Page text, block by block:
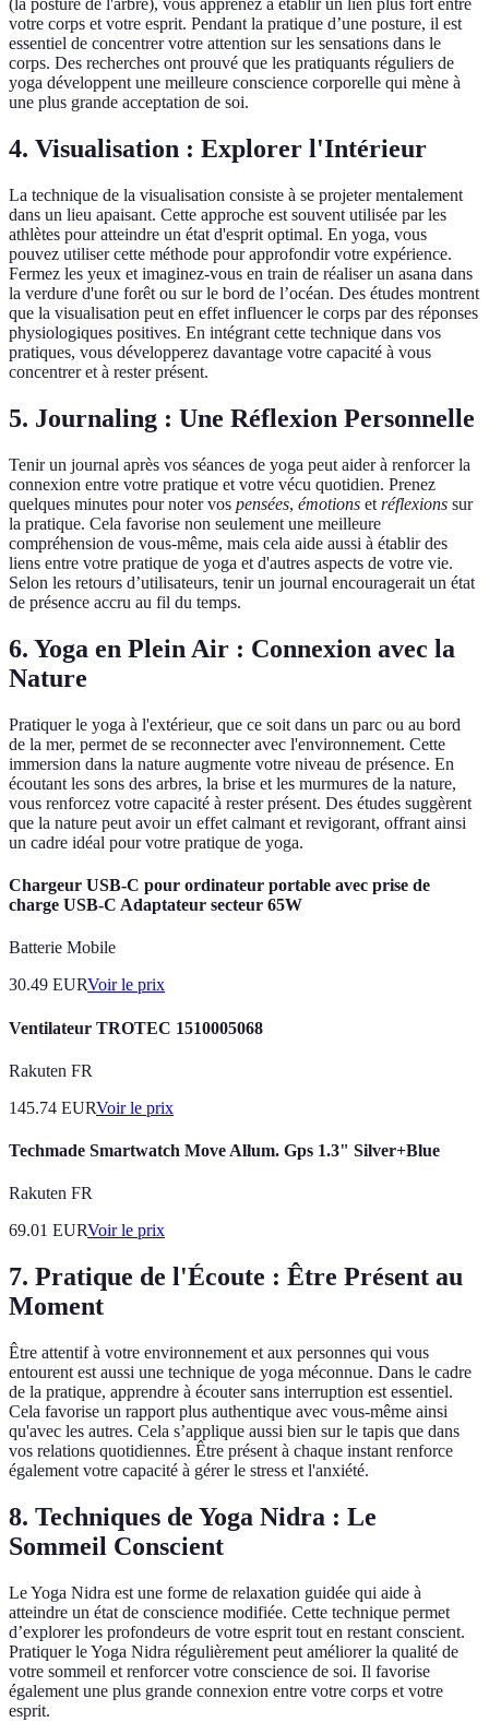
(la posture de l'arbre), vous apprenez à établir un lien plus fort entre
votre corps et votre esprit. Pendant la pratique d’une posture, il est
essentiel de concentrer votre attention sur les sensations dans le
corps. Des recherches ont prouvé que les pratiquants réguliers de
yoga développent une meilleure conscience corporelle qui mène à
une plus grande acceptation de soi.
4. Visualisation : Explorer l'Intérieur
La technique de la visualisation consiste à se projeter mentalement
dans un lieu apaisant. Cette approche est souvent utilisée par les
athlètes pour atteindre un état d'esprit optimal. En yoga, vous
pouvez utiliser cette méthode pour approfondir votre expérience.
Fermez les yeux et imaginez-vous en train de réaliser un asana dans
la verdure d'une forêt ou sur le bord de l’océan. Des études montrent
que la visualisation peut en effet influencer le corps par des réponses
physiologiques positives. En intégrant cette technique dans vos
pratiques, vous développerez davantage votre capacité à vous
concentrer et à rester présent.
5. Journaling : Une Réflexion Personnelle
Tenir un journal après vos séances de yoga peut aider à renforcer la
connexion entre votre pratique et votre vécu quotidien. Prenez
quelques minutes pour noter vos pensées, émotions et réflexions sur
la pratique. Cela favorise non seulement une meilleure
compréhension de vous-même, mais cela aide aussi à établir des
liens entre votre pratique de yoga et d'autres aspects de votre vie.
Selon les retours d’utilisateurs, tenir un journal encouragerait un état
de présence accru au fil du temps.
6. Yoga en Plein Air : Connexion avec la
Nature
Pratiquer le yoga à l'extérieur, que ce soit dans un parc ou au bord
de la mer, permet de se reconnecter avec l'environnement. Cette
immersion dans la nature augmente votre niveau de présence. En
écoutant les sons des arbres, la brise et les murmures de la nature,
vous renforcez votre capacité à rester présent. Des études suggèrent
que la nature peut avoir un effet calmant et revigorant, offrant ainsi
un cadre idéal pour votre pratique de yoga.
Chargeur USB-C pour ordinateur portable avec prise de
charge USB-C Adaptateur secteur 65W
Batterie Mobile
30.49 EURVoir le prix
Ventilateur TROTEC 1510005068
Rakuten FR
145.74 EURVoir le prix
Techmade Smartwatch Move Allum. Gps 1.3" Silver+Blue
Rakuten FR
69.01 EURVoir le prix
7. Pratique de l'Écoute : Être Présent au
Moment
Être attentif à votre environnement et aux personnes qui vous
entourent est aussi une technique de yoga méconnue. Dans le cadre
de la pratique, apprendre à écouter sans interruption est essentiel.
Cela favorise un rapport plus authentique avec vous-même ainsi
qu'avec les autres. Cela s’applique aussi bien sur le tapis que dans
vos relations quotidiennes. Être présent à chaque instant renforce
également votre capacité à gérer le stress et l'anxiété.
8. Techniques de Yoga Nidra : Le
Sommeil Conscient
Le Yoga Nidra est une forme de relaxation guidée qui aide à
atteindre un état de conscience modifiée. Cette technique permet
d’explorer les profondeurs de votre esprit tout en restant conscient.
Pratiquer le Yoga Nidra régulièrement peut améliorer la qualité de
votre sommeil et renforcer votre conscience de soi. Il favorise
également une plus grande connexion entre votre corps et votre
esprit.